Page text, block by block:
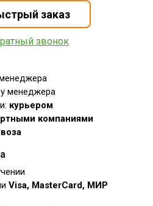
звонок
у менеджера
курьером
компаниями
Visa, MasterCard, МИР